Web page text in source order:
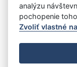
Vystavil:Úrad
Úrad vlády SR
-
Prehlásenie o
analýzu
pochopenie
Zvoliť vlastné